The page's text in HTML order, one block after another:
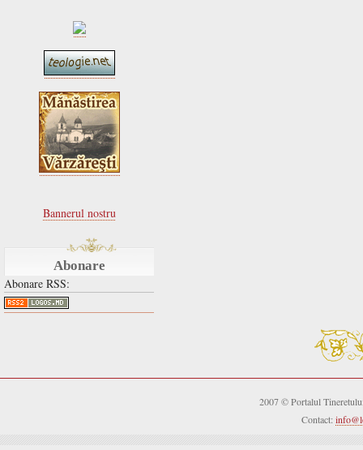
Bannerul nostru
Abonare
Abonare RSS:
2007 © Portalul
Contact: